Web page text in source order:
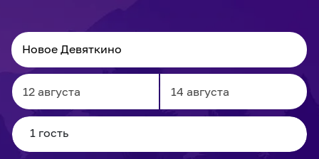
Navigate
forward
to
Navigate
to